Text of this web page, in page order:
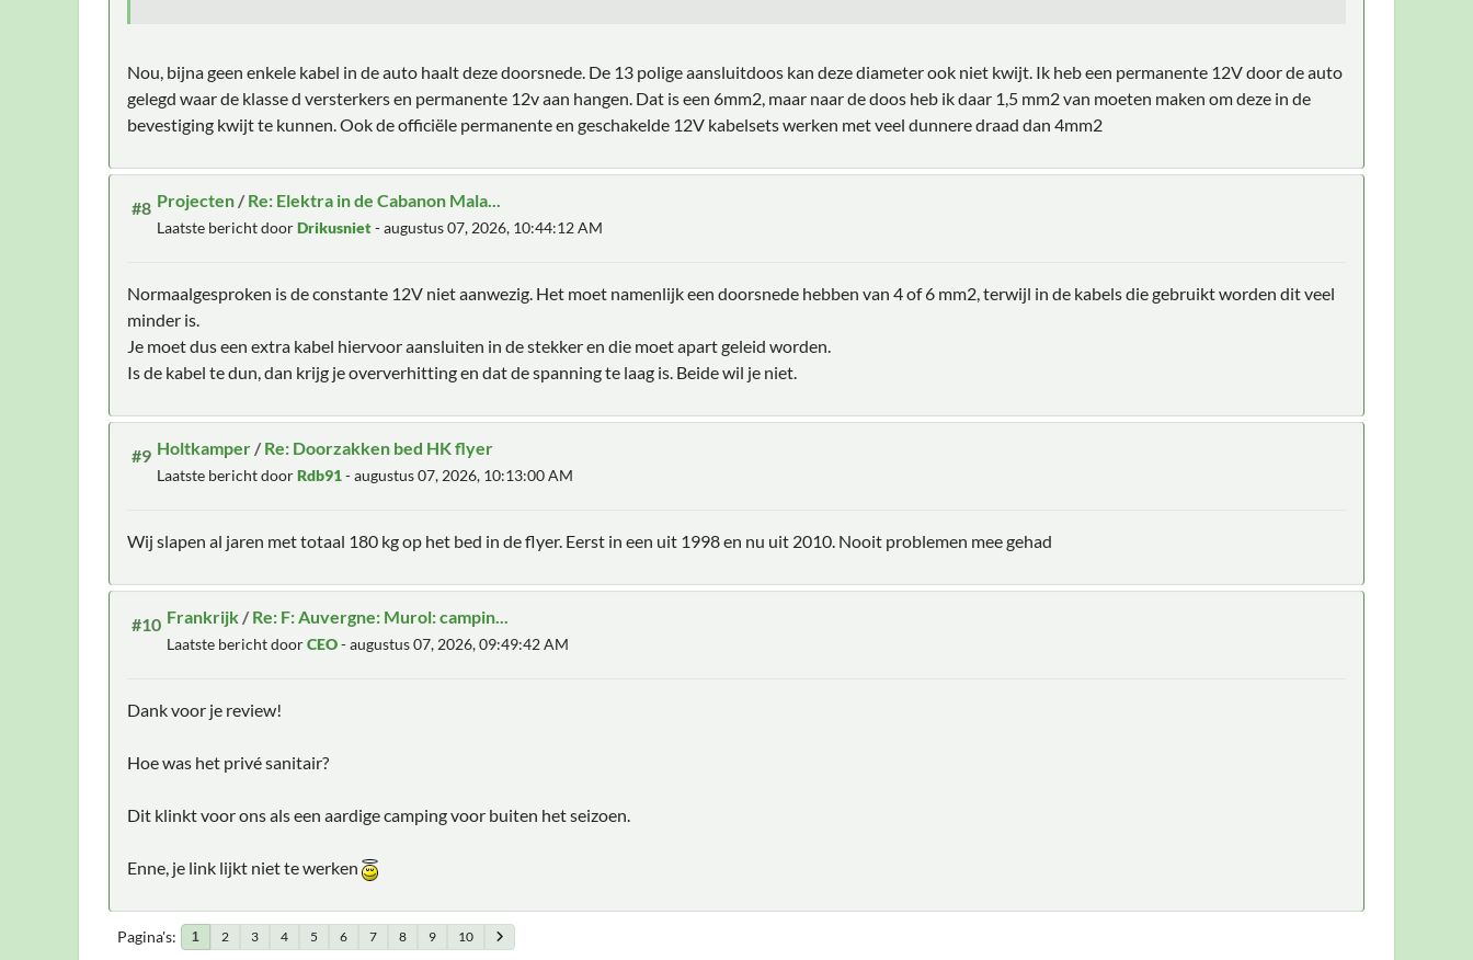
Nou, bijna geen enkele kabel in de auto haalt deze doorsnede. De 13 polige aansluitdoos kan deze diameter ook niet kwijt. Ik heb een permanente 12V door de auto
gelegd waar de klasse d versterkers en permanente 12v aan hangen. Dat is een 6mm2, maar naar de doos heb ik daar 1,5 mm2 van moeten maken om deze in de
bevestiging kwijt te kunnen. Ook de officiële permanente en geschakelde 12V kabelsets werken met veel dunnere draad dan 4mm2
#8 Projecten /Re: Elektra in de Cabanon Mala...
Laatste bericht doorDrikusniet- augustus 07, 2026, 10:44:12 AM
Normaalgesproken is de constante 12V niet aanwezig. Het moet namenlijk een doorsnede hebben van 4 of 6 mm2, terwijl in de kabels die gebruikt worden dit veel
minder is.
Je moet dus een extra kabel hiervoor aansluiten in de stekker en die moet apart geleid worden.
Is de kabel te dun, dan krijg je oververhitting en dat de spanning te laag is. Beide wil je niet.
#9 Holtkamper /Re: Doorzakken bed HK flyer
Laatste bericht doorRdb91- augustus 07, 2026, 10:13:00 AM
Wij slapen al jaren met totaal 180 kg op het bed in de flyer. Eerst in een uit 1998 en nu uit 2010. Nooit problemen mee gehad
#10 Frankrijk /Re: F: Auvergne: Murol: campin...
Laatste bericht doorCEO- augustus 07, 2026, 09:49:42 AM
Dank voor je review!
Hoe was het privé sanitair?
Dit klinkt voor ons als een aardige camping voor buiten het seizoen.
Enne, je link lijkt niet te werken
Pagina's 1 2 3 4 5 6 7 8 9 10